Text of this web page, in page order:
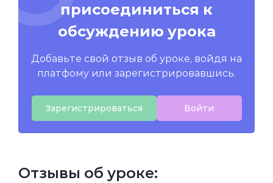
присоединиться к
обсуждению урока
Добавьте свой отзыв об уроке, войдя на
платфому или зарегистрировавшись.
Зарегистрироваться Войти
Отзывы об уроке: